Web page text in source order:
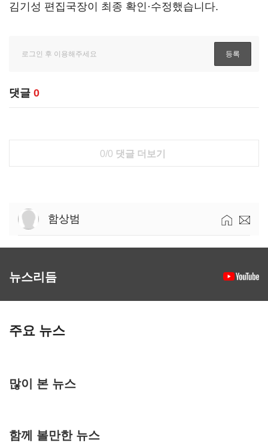
김기성 편집국장이 최종 확인·수정했습니다.
댓글 0
0/0 댓글 더보기
함상범
뉴스리듬
주요 뉴스
많이 본 뉴스
함께 볼만한 뉴스